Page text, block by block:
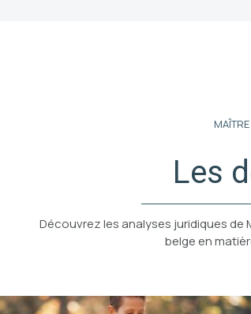
Les
Découvrez les analyses juridiques de
belge en